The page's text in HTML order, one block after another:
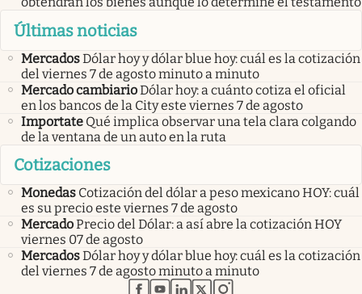
Últimas noticias
MercadosDólar hoy y dólar blue hoy: cuál es la cotización
del viernes 7 de agosto minuto a minuto
Mercado cambiarioDólar hoy: a cuánto cotiza el oficial
en los bancos de la City este viernes 7 de agosto
Importate Qué implica observar una tela clara colgando
de la ventana de un auto en la ruta
Cotizaciones
Monedas Cotización del dólar a peso mexicano HOY: cuál
es su precio este viernes 7 de agosto
MercadoPrecio del Dólar: a así abre la cotización HOY
viernes 07 de agosto
MercadosDólar hoy y dólar blue hoy: cuál es la cotización
del viernes 7 de agosto minuto a minuto
abre en nueva pestaña
abre en nueva pestaña
abre en nueva pestaña
abre en nueva pestaña
abre en nueva pestaña